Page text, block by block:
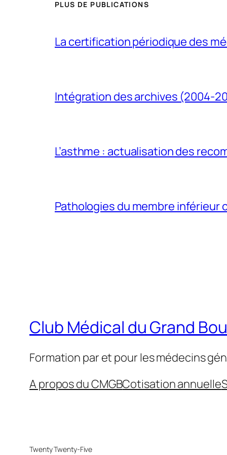
PLUS DE PUBLICATIONS
La certification périodique des
Intégration des archives (2004-
L’asthme : actualisation des
Pathologies du membre inférieur
Club Médical du Grand
Formation par et pour les médecins
A propos du CMGBCotisation annuelle
Twenty Twenty-Five